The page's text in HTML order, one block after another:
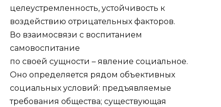
целеустремленность, устойчивость к
воздействию отрицательных факторов.
Во взаимосвязи с воспитанием
самовоспитание
по своей сущности – явление социальное.
Оно определяется рядом объективных
социальных условий: предъявляемые
требования общества; существующая